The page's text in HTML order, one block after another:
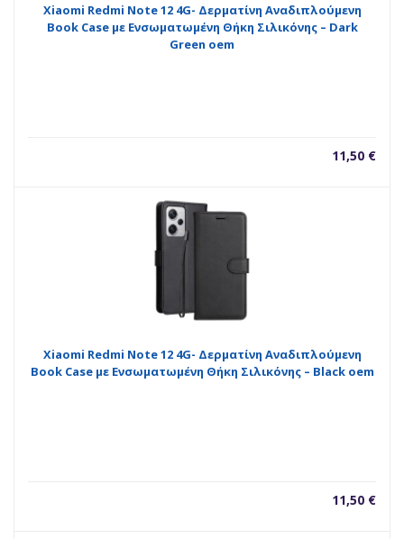
Xiaomi Redmi Note 12 4G- Δερματίνη Αναδιπλούμενη
Book Case με Ενσωματωμένη Θήκη Σιλικόνης – Dark
Green oem
11,50 €
Xiaomi Redmi Note 12 4G- Δερματίνη Αναδιπλούμενη
Book Case με Ενσωματωμένη Θήκη Σιλικόνης – Black oem
11,50 €